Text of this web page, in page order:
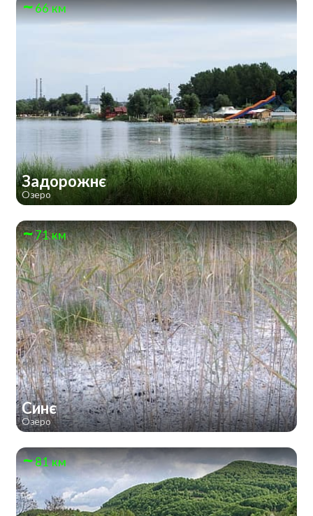
66 км
Задорожнє
Озеро
71 км
Синє
Озеро
81 км